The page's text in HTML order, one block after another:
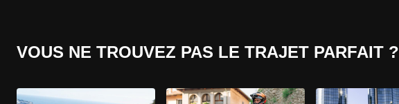
VOUS NE TROUVEZ PAS LE TRAJET PARFAIT ?